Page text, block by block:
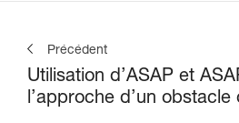
Précédent
Utilisation d’ASAP et
l’approche d’un obstacle